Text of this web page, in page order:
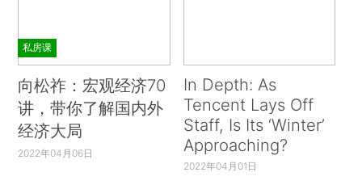
私房课
向松祚：宏观经济70
讲，带你了解国内外
经济大局
2022年04月06日
In Depth: As
Tencent Lays Off
Staff, Is Its ‘Winter’
Approaching?
2022年04月01日